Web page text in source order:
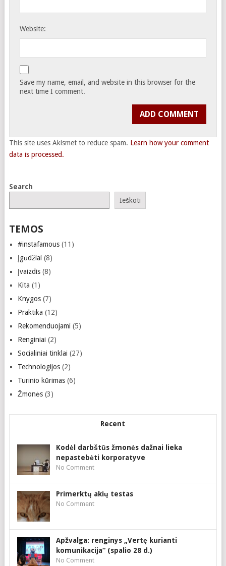
Website:
Save my name, email, and website in this browser for the
next time I comment.
This site uses Akismet to reduce spam. Learn how your comment
data is processed.
Search
Ieškoti
TEMOS
#instafamous(11)
Įgūdžiai (8)
Įvaizdis(8)
Kita (1)
Knygos(7)
Praktika (12)
Rekomenduojami (5)
Renginiai (2)
Socialiniai tinklai (27)
Technologijos(2)
Turinio kūrimas(6)
Žmonės(3)
Recent
Kodėl darbštūs žmonės dažnai lieka
nepastebėti korporatyve
No Comment
Primerktų akių testas
No Comment
Apžvalga: renginys „Vertę kurianti
komunikacija“ (spalio 28 d.)
No Comment